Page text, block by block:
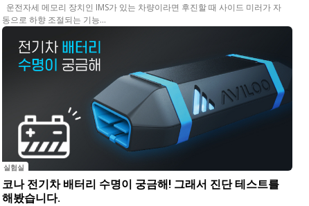
동으로 하향 조절되는 기능...
실험실
코나 전기차 배터리 수명이 궁금해! 그래서 진단 테스트를
해봤습니다.